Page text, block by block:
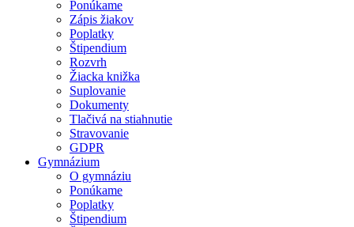
Ponúkame
Zápis žiakov
Poplatky
Štipendium
Rozvrh
Žiacka knižka
Suplovanie
Dokumenty
Tlačivá na stiahnutie
Stravovanie
GDPR
Gymnázium
O gymnáziu
Ponúkame
Poplatky
Štipendium